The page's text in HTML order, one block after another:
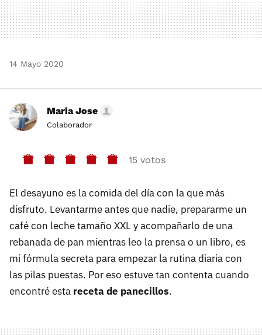
14 Mayo 2020
Maria Jose
Colaborador
15 votos
El desayuno es la comida del día con la que más
disfruto. Levantarme antes que nadie, prepararme un
café con leche tamaño XXL y acompañarlo de una
rebanada de pan mientras leo la prensa o un libro, es
mi fórmula secreta para empezar la rutina diaria con
las pilas puestas. Por eso estuve tan contenta cuando
encontré esta receta de panecillos.